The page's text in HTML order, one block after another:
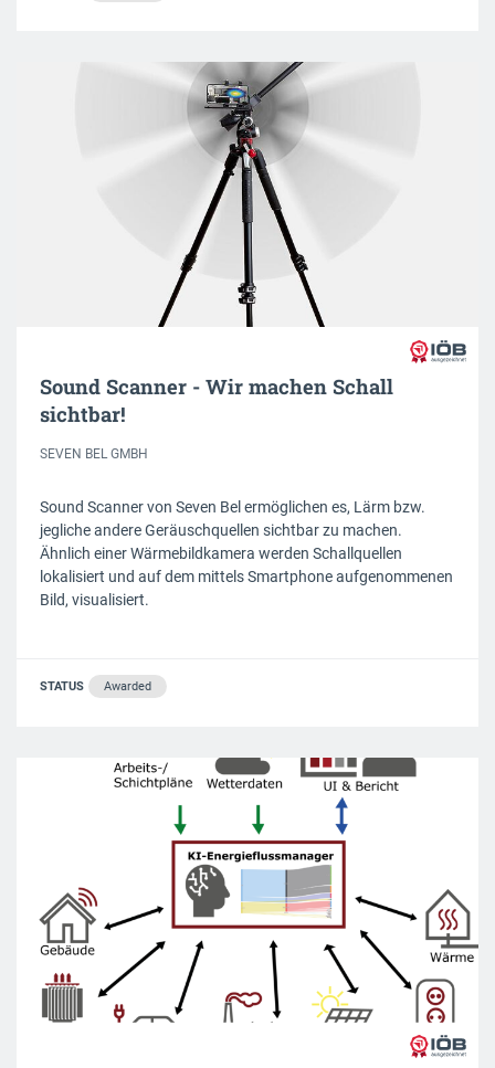
Sound Scanner - Wir machen Schall
sichtbar!
SEVEN BEL GMBH
Sound Scanner von Seven Bel ermöglichen es, Lärm bzw.
jegliche andere Geräuschquellen sichtbar zu machen.
Ähnlich einer Wärmebildkamera werden Schallquellen
lokalisiert und auf dem mittels Smartphone aufgenommenen
Bild, visualisiert.
STATUS Awarded